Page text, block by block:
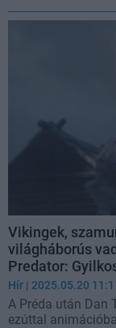
Vikingek,
világháborús
Predator:
Hír | 2025.05.20
A Préda után Dan
ezúttal